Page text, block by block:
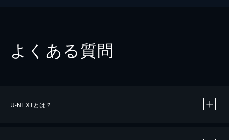
よくある質問
U-NEXTとは？